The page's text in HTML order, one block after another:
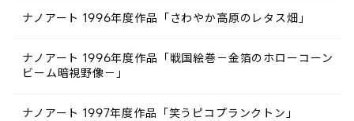
ナノアート 1996年度作品「さわやか高原のレタス畑」
ナノアート 1996年度作品「戦国絵巻－金箔のホローコーン
ビーム暗視野像－」
ナノアート 1997年度作品「笑うピコプランクトン」